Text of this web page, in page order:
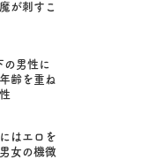
が刺すこ
男性に
齢を重ね
はエロを
女の機微